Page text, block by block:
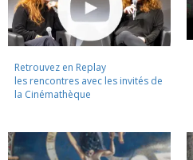
Retrouvez en Replay
les rencontres avec les invités de
la Cinémathèque